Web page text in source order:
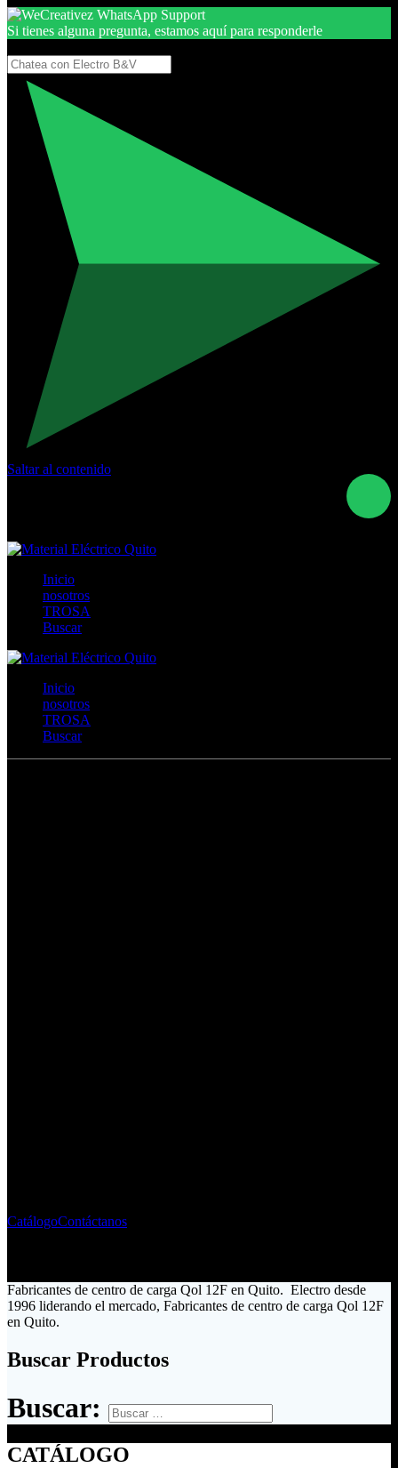
Si tienes alguna pregunta, estamos aquí para responderle
Saltar al contenido
Inicio
nosotros
TROSA
Buscar
Inicio
nosotros
TROSA
Buscar
CatálogoContáctanos
Fabricantes de centro de carga Qol 12F en Quito. Electro desde
1996 liderando el mercado, Fabricantes de centro de carga Qol 12F
en Quito.
Buscar Productos
Buscar:
CATÁLOGO